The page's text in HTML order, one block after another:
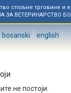
спољне трговине и
ЗА ВЕТЕРИНАРСТВО
bosanski english
не постоји.